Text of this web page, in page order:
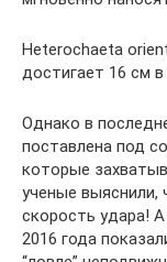
Heterochaeta
достигает 16 см
Однако в
поставлена под
которые
ученые выяснили,
скорость удара!
2016 года